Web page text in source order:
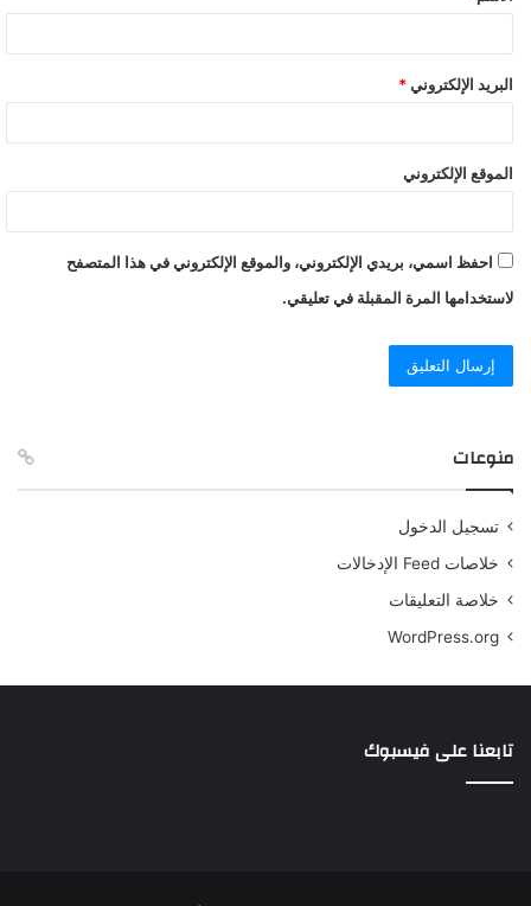
البريد الإلكتروني *
الموقع الإلكتروني
احفظ اسمي، بريدي الإلكتروني، والموقع الإلكتروني في هذا المتصفح
لاستخدامها المرة المقبلة في تعليقي.
منوعات
تسجيل الدخول
خلاصات Feed الإدخالات
خلاصة التعليقات
WordPress.org
تابعنا على فيسبوك